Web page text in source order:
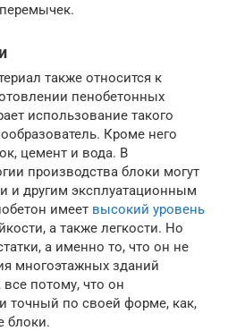
также относится к
пенобетонных
использование такого
Кроме него
цемент и вода. В
производства блоки могут
и другим эксплуатационным
имеет высокий уровень
а также легкости. Но
а именно то, что он не
многоэтажных зданий
потому, что он
точный по своей форме, как,
блоки.